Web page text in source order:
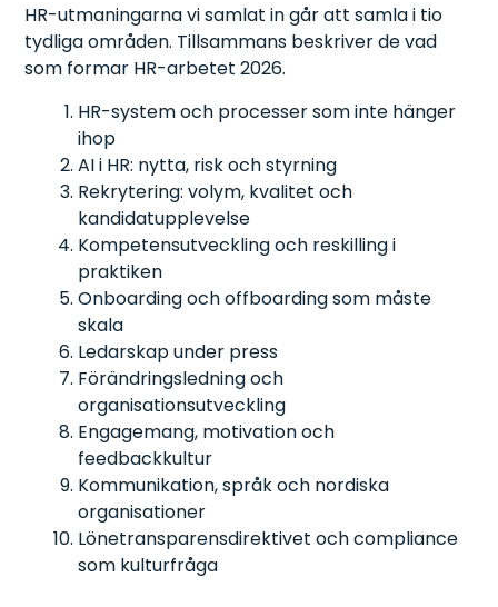
HR-utmaningarna vi samlat in går att samla i tio
tydliga områden. Tillsammans beskriver de vad
som formar HR-arbetet 2026.
HR-system och processer som inte hänger
ihop
AI i HR: nytta, risk och styrning
Rekrytering: volym, kvalitet och
kandidatupplevelse
Kompetensutveckling och reskilling i
praktiken
Onboarding och offboarding som måste
skala
Ledarskap under press
Förändringsledning och
organisationsutveckling
Engagemang, motivation och
feedbackkultur
Kommunikation, språk och nordiska
organisationer
Lönetransparensdirektivet och compliance
som kulturfråga